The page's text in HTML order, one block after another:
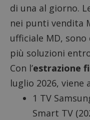
di una al giorno.
nei punti vendita
ufficiale MD,
più soluzioni
Con l’estrazione
luglio 2026, viene
1 TV
Smart TV